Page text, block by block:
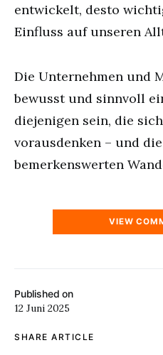
Published on
12 Juni 2025
SHARE ARTICLE
entwickelt, desto
Einfluss auf unseren
Die Unternehmen und
bewusst und sinnvoll
diejenigen sein, die
vorausdenken – und
bemerkenswerten
VIEW